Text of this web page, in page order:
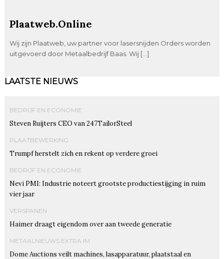
Plaatweb.Online
Wij zijn Plaatweb, uw partner voor lasersnijden Orders worden
uitgevoerd door Metaalbedrijf Baas. Wij […]
LAATSTE NIEUWS
BEDRIJF EN ECONOMIE
Steven Ruijters CEO van 247TailorSteel
PLAATBEWERKING
Trumpf herstelt zich en rekent op verdere groei
BEDRIJF EN ECONOMIE
Nevi PMI: Industrie noteert grootste productiestijging in ruim
vier jaar
VERSPANEN
Haimer draagt eigendom over aan tweede generatie
METAALNIEUWS EXTRA IM
Dome Auctions veilt machines, lasapparatuur, plaatstaal en